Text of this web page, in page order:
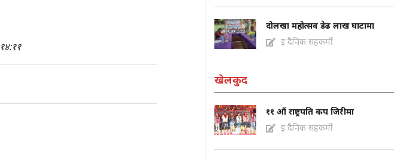
१४:११
दोलखा महोत्सव डेढ लाख घाटामा
इ दैनिक सहकर्मी
खेलकुद
११ औं राष्ट्रपति कप जिरीमा
इ दैनिक सहकर्मी